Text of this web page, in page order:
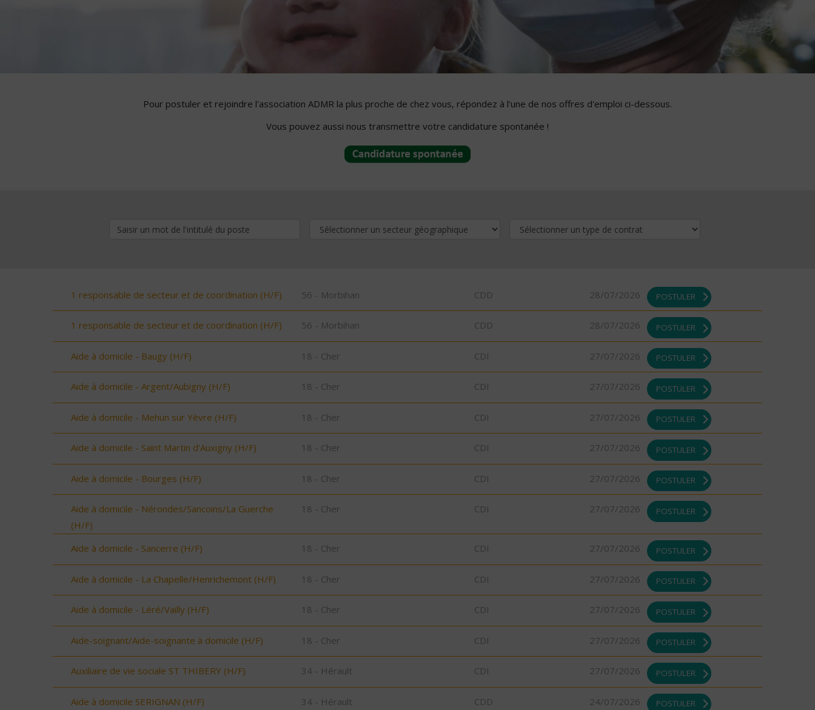
Pour postuler et rejoindre l'association ADMR la plus proche de chez vous, répondez à l'une de nos offres d'emploi ci-dessous.
Vous pouvez aussi nous transmettre votre candidature spontanée !
1 responsable de secteur et de coordination (H/F) 56 - Morbihan CDD 28/07/2026 POSTULER
1 responsable de secteur et de coordination (H/F) 56 - Morbihan CDD 28/07/2026 POSTULER
Aide à domicile - Baugy (H/F) 18 - Cher CDI 27/07/2026 POSTULER
Aide à domicile - Argent/Aubigny (H/F) 18 - Cher CDI 27/07/2026 POSTULER
Aide à domicile - Mehun sur Yèvre (H/F) 18 - Cher CDI 27/07/2026 POSTULER
Aide à domicile - Saint Martin d'Auxigny (H/F) 18 - Cher CDI 27/07/2026 POSTULER
Aide à domicile - Bourges (H/F) 18 - Cher CDI 27/07/2026 POSTULER
Aide à domicile - Nérondes/Sancoins/La Guerche
(H/F)
18 - Cher CDI 27/07/2026 POSTULER
Aide à domicile - Sancerre (H/F) 18 - Cher CDI 27/07/2026 POSTULER
Aide à domicile - La Chapelle/Henrichemont (H/F) 18 - Cher CDI 27/07/2026 POSTULER
Aide à domicile - Léré/Vailly (H/F) 18 - Cher CDI 27/07/2026 POSTULER
Aide-soignant/Aide-soignante à domicile (H/F) 18 - Cher CDI 27/07/2026 POSTULER
Auxiliaire de vie sociale ST THIBERY (H/F) 34 - Hérault CDI 27/07/2026 POSTULER
Aide à domicile SERIGNAN (H/F) 34 - Hérault CDD 24/07/2026 POSTULER